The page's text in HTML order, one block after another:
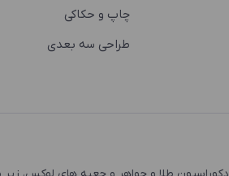
چاپ و حکاکی
طراحی سه بعدی